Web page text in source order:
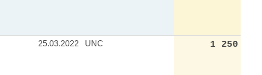
25.03.2022 UNC 1 250